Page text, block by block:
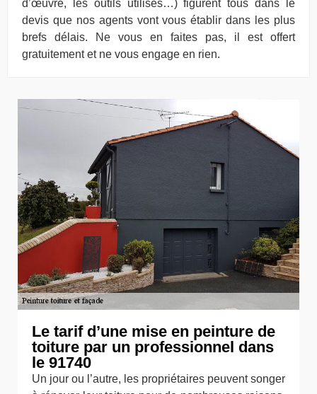
d’œuvre, les outils utilisés…) figurent tous dans le
devis que nos agents vont vous établir dans les plus
brefs délais. Ne vous en faites pas, il est offert
gratuitement et ne vous engage en rien.
Le tarif d’une mise en peinture de
toiture par un professionnel dans
le 91740
Un jour ou l’autre, les propriétaires peuvent songer